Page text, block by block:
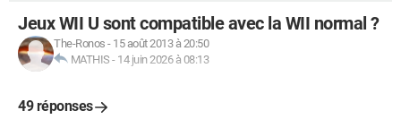
Jeux WII U sont compatible avec la WII normal ?
The-Ronos - 15 août 2013 à 20:50
MATHIS - 14 juin 2026 à 08:13
49 réponses